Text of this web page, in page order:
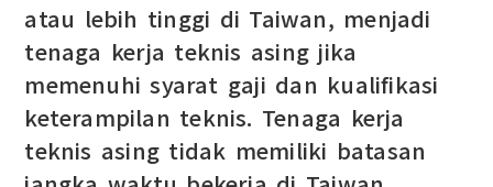
atau lebih tinggi di Taiwan, menjadi
tenaga kerja teknis asing jika
memenuhi syarat gaji dan kualifikasi
keterampilan teknis. Tenaga kerja
teknis asing tidak memiliki batasan